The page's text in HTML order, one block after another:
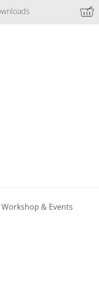
Workshop & Events